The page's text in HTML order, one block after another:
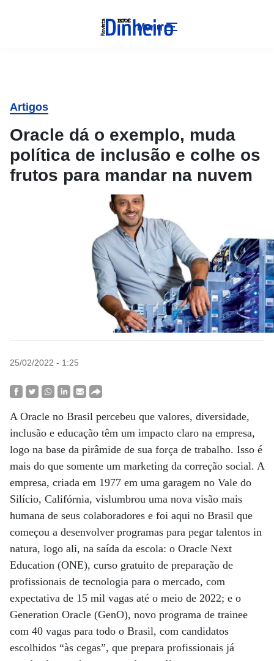
Menu
Artigos
Oracle dá o exemplo, muda
política de inclusão e colhe os
frutos para mandar na nuvem
25/02/2022 - 1:25
A Oracle no Brasil percebeu que valores, diversidade,
inclusão e educação têm um impacto claro na empresa,
logo na base da pirâmide de sua força de trabalho. Isso é
mais do que somente um marketing da correção social. A
empresa, criada em 1977 em uma garagem no Vale do
Silício, Califórnia, vislumbrou uma nova visão mais
humana de seus colaboradores e foi aqui no Brasil que
começou a desenvolver programas para pegar talentos in
natura, logo ali, na saída da escola: o Oracle Next
Education (ONE), curso gratuito de preparação de
profissionais de tecnologia para o mercado, com
expectativa de 15 mil vagas até o meio de 2022; e o
Generation Oracle (GenO), novo programa de trainee
com 40 vagas para todo o Brasil, com candidatos
escolhidos “às cegas”, que prepara profissionais já